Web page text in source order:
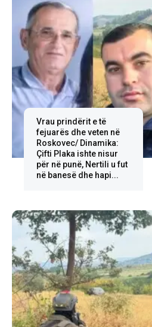
Vrau prindërit e të
fejuarës dhe veten në
Roskovec/ Dinamika:
Çifti Plaka ishte nisur
për në punë, Nertili u fut
në banesë dhe hapi...